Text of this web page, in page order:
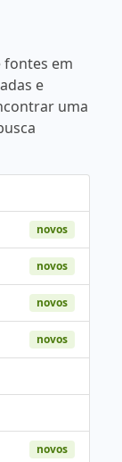
fontes em
e
uma
novos
novos
novos
novos
novos